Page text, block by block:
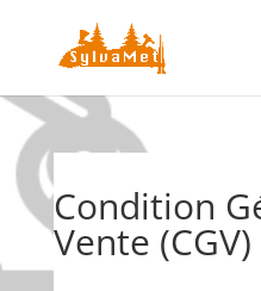
Condition
Vente (CGV)